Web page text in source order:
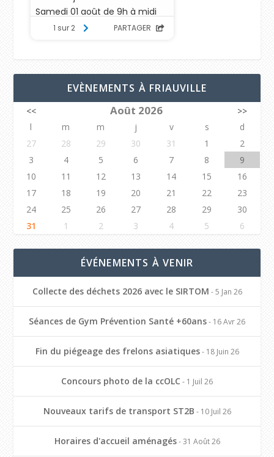
EVÈNEMENTS À FRIAUVILLE
<< Août 2026
>>
l
m m j v s
d
27
28 29 30 31 1
2
3
4 5 6 7 8
9
10
11 12 13 14 15
16
17
18 19 20 21 22
23
24
25 26 27 28 29
30
31
1 2 3 4 5 6
ÉVÉNEMENTS À VENIR
Collecte des déchets 2026 avec le SIRTOM - 5 Jan 26
Séances de Gym Prévention Santé +60ans- 16 Avr 26
Fin du piégeage des frelons asiatiques- 18 Juin 26
Concours photo de la ccOLC - 1 Juil 26
Nouveaux tarifs de transport ST2B - 10 Juil 26
Horaires d'accueil aménagés- 31 Août 26